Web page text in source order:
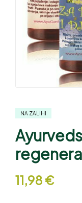
NA ZALIHI
11,98 €